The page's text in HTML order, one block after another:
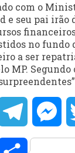
com o
e seu pai irão
no fundo
a ser
MP.
FacebookTelegram